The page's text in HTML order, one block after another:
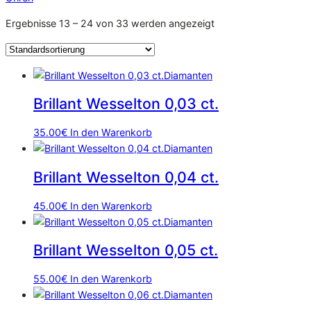
Ergebnisse 13 – 24 von 33 werden angezeigt
Diamanten
Brillant Wesselton 0,03 ct.
35.00€ In den Warenkorb
Diamanten
Brillant Wesselton 0,04 ct.
45.00€ In den Warenkorb
Diamanten
Brillant Wesselton 0,05 ct.
55.00€ In den Warenkorb
Diamanten